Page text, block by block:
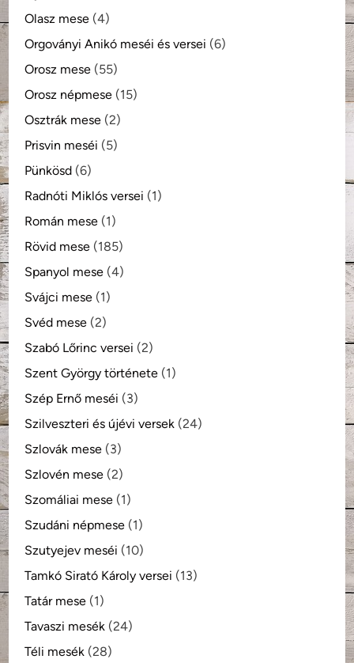
Olasz mese (4)
Orgoványi Anikó meséi és versei (6)
Orosz mese (55)
Orosz népmese (15)
Osztrák mese (2)
Prisvin meséi (5)
Pünkösd (6)
Radnóti Miklós versei (1)
Román mese (1)
Rövid mese (185)
Spanyol mese (4)
Svájci mese (1)
Svéd mese (2)
Szabó Lőrinc versei (2)
Szent György története (1)
Szép Ernő meséi (3)
Szilveszteri és újévi versek (24)
Szlovák mese (3)
Szlovén mese (2)
Szomáliai mese (1)
Szudáni népmese (1)
Szutyejev meséi (10)
Tamkó Sirató Károly versei (13)
Tatár mese (1)
Tavaszi mesék (24)
Téli mesék (28)